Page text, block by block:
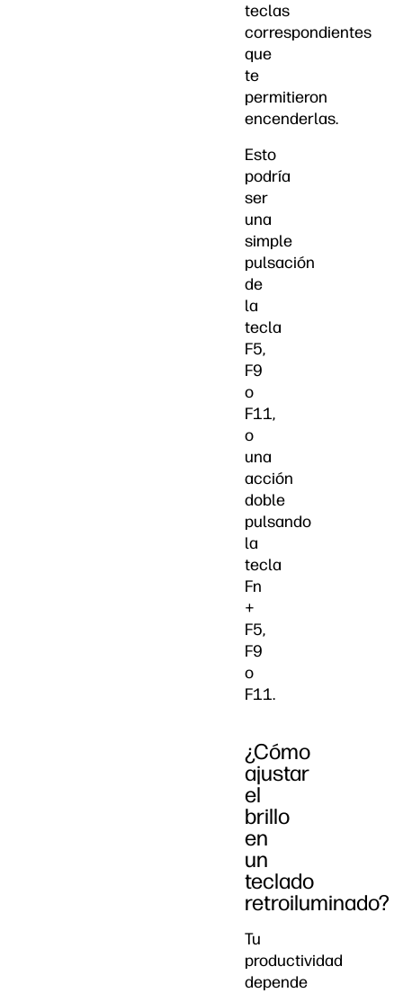
teclas
correspondientes
que
te
permitieron
encenderlas.
Esto
podría
ser
una
simple
pulsación
de
la
tecla
F5,
F9
o
F11,
o
una
acción
doble
pulsando
la
tecla
Fn
+
F5,
F9
o
F11.
¿Cómo
ajustar
el
brillo
en
un
teclado
retroiluminado?
Tu
productividad
depende